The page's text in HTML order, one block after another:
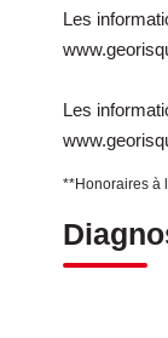
Les
Les
**Honoraires à